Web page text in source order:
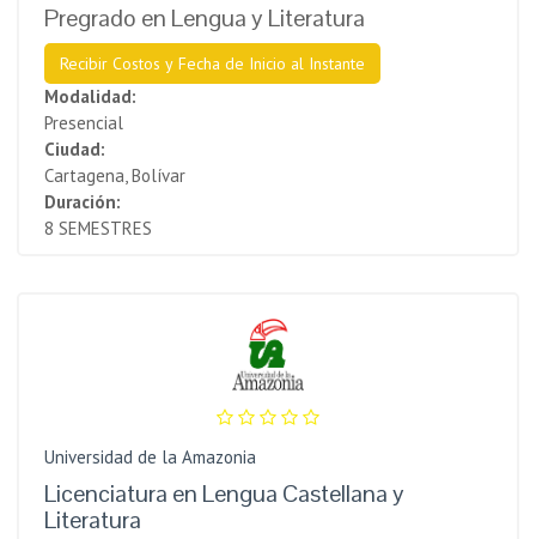
Pregrado en Lengua y Literatura
Recibir Costos y Fecha de Inicio al Instante
Modalidad:
Presencial
Ciudad:
Cartagena, Bolívar
Duración:
8 SEMESTRES
Universidad de la Amazonia
Licenciatura en Lengua Castellana y
Literatura